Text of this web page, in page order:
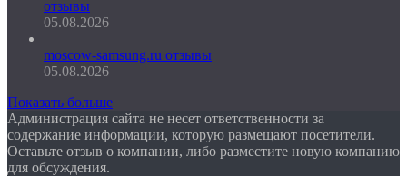
отзывы
05.08.2026
moscow-samsung.ru отзывы
05.08.2026
Показать больше
Администрация сайта не несет ответственности за
содержание информации, которую размещают посетители.
Оставьте отзыв о компании, либо разместите новую компанию
для обсуждения.